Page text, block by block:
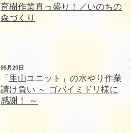
育樹作業真っ盛り！／いのちの
森づくり
05月20日
「里山ユニット」の水やり作業
請け負い ～ ゴバイミドリ様に
感謝！ ～